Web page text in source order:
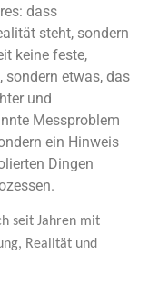
dass
steht, sondern
keine feste,
sondern etwas, das
und
Messproblem
ein Hinweis
Dingen
seit Jahren mit
Realität und